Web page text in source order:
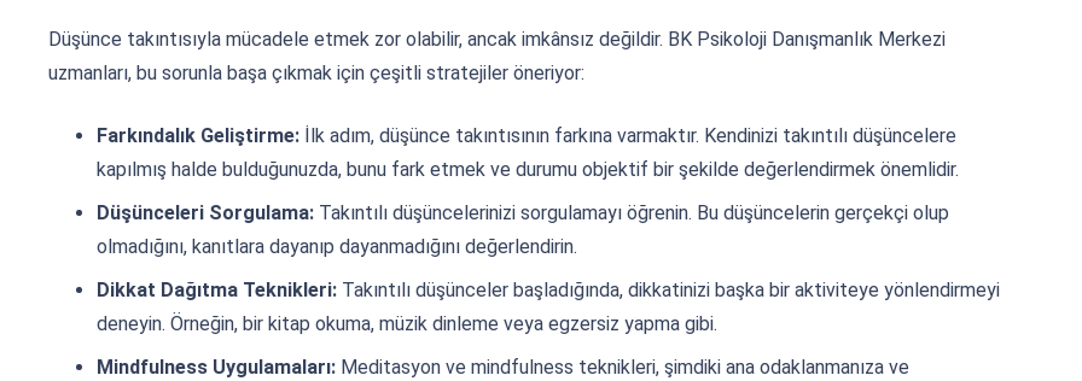
Düşünce takıntısıyla mücadele etmek zor olabilir, ancak imkânsız değildir. BK Psikoloji Danışmanlık Merkezi
uzmanları, bu sorunla başa çıkmak için çeşitli stratejiler öneriyor:
Farkındalık Geliştirme: İlk adım, düşünce takıntısının farkına varmaktır. Kendinizi takıntılı düşüncelere
kapılmış halde bulduğunuzda, bunu fark etmek ve durumu objektif bir şekilde değerlendirmek önemlidir.
Düşünceleri Sorgulama: Takıntılı düşüncelerinizi sorgulamayı öğrenin. Bu düşüncelerin gerçekçi olup
olmadığını, kanıtlara dayanıp dayanmadığını değerlendirin.
Dikkat Dağıtma Teknikleri: Takıntılı düşünceler başladığında, dikkatinizi başka bir aktiviteye yönlendirmeyi
deneyin. Örneğin, bir kitap okuma, müzik dinleme veya egzersiz yapma gibi.
Mindfulness Uygulamaları: Meditasyon ve mindfulness teknikleri, şimdiki ana odaklanmanıza ve